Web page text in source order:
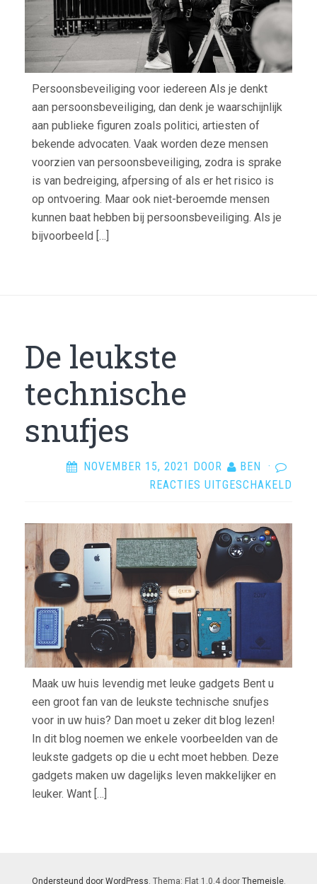
Persoonsbeveiliging voor iedereen Als je denkt
aan persoonsbeveiliging, dan denk je waarschijnlijk
aan publieke figuren zoals politici, artiesten of
bekende advocaten. Vaak worden deze mensen
voorzien van persoonsbeveiliging, zodra is sprake
is van bedreiging, afpersing of als er het risico is
op ontvoering. Maar ook niet-beroemde mensen
kunnen baat hebben bij persoonsbeveiliging. Als je
bijvoorbeeld […]
De leukste
technische
snufjes
NOVEMBER 15, 2021 DOOR BEN
·
REACTIES UITGESCHAKELD
Maak uw huis levendig met leuke gadgets Bent u
een groot fan van de leukste technische snufjes
voor in uw huis? Dan moet u zeker dit blog lezen!
In dit blog noemen we enkele voorbeelden van de
leukste gadgets op die u echt moet hebben. Deze
gadgets maken uw dagelijks leven makkelijker en
leuker. Want […]
Ondersteund door WordPress . Thema: Flat 1.0.4 door Themeisle.